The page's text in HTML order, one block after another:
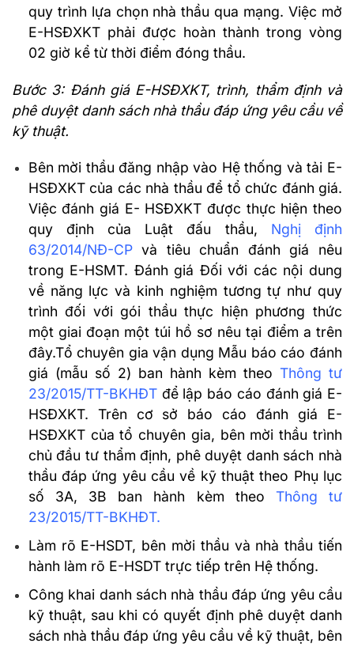
quy trình lựa chọn nhà thầu qua mạng. Việc mở
E-HSĐXKT phải được hoàn thành trong vòng
02 giờ kể từ thời điểm đóng thầu.
Bước 3: Đánh giá E-HSĐXKT, trình, thẩm định và
phê duyệt danh sách nhà thầu đáp ứng yêu cầu về
kỹ thuật.
Bên mời thầu đăng nhập vào Hệ thống và tải E-
HSĐXKT của các nhà thầu để tổ chức đánh giá.
Việc đánh giá E- HSĐXKT được thực hiện theo
quy định của Luật đấu thầu, Nghị định
63/2014/NĐ-CPvà tiêu chuẩn đánh giá nêu
trong E-HSMT. Đánh giá Đối với các nội dung
về năng lực và kinh nghiệm tương tự như quy
trình đối với gói thầu thực hiện phương thức
một giai đoạn một túi hồ sơ nêu tại điểm a trên
đây.Tổ chuyên gia vận dụng Mẫu báo cáo đánh
giá (mẫu số 2) ban hành kèm theo Thông tư
23/2015/TT-BKHĐTđể lập báo cáo đánh giá E-
HSĐXKT. Trên cơ sở báo cáo đánh giá E-
HSĐXKT của tổ chuyên gia, bên mời thầu trình
chủ đầu tư thẩm định, phê duyệt danh sách nhà
thầu đáp ứng yêu cầu về kỹ thuật theo Phụ lục
số 3A, 3B ban hành kèm theo Thông tư
23/2015/TT-BKHĐT.
Làm rõ E-HSDT, bên mời thầu và nhà thầu tiến
hành làm rõ E-HSDT trực tiếp trên Hệ thống.
Công khai danh sách nhà thầu đáp ứng yêu cầu
kỹ thuật, sau khi có quyết định phê duyệt danh
sách nhà thầu đáp ứng yêu cầu về kỹ thuật, bên